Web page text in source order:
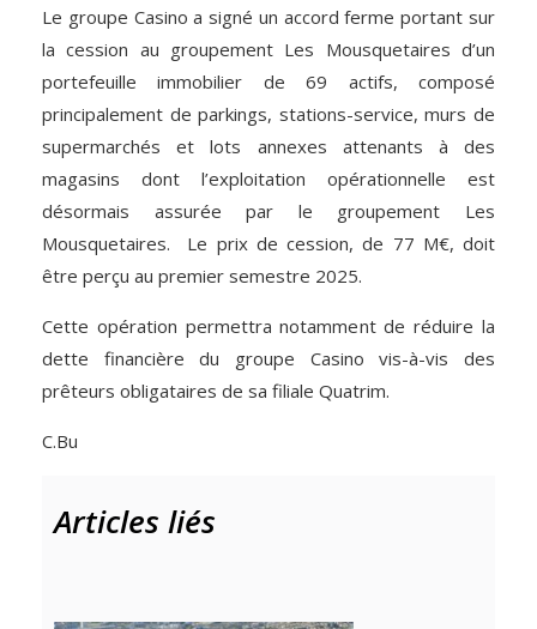
Le groupe Casino a signé un accord ferme portant sur
la cession au groupement Les Mousquetaires d’un
portefeuille immobilier de 69 actifs, composé
principalement de parkings, stations-service, murs de
supermarchés et lots annexes attenants à des
magasins dont l’exploitation opérationnelle est
désormais assurée par le groupement Les
Mousquetaires. Le prix de cession, de 77 M€, doit
être perçu au premier semestre 2025.
Cette opération permettra notamment de réduire la
dette financière du groupe Casino vis-à-vis des
prêteurs obligataires de sa filiale Quatrim.
C.Bu
Articles liés